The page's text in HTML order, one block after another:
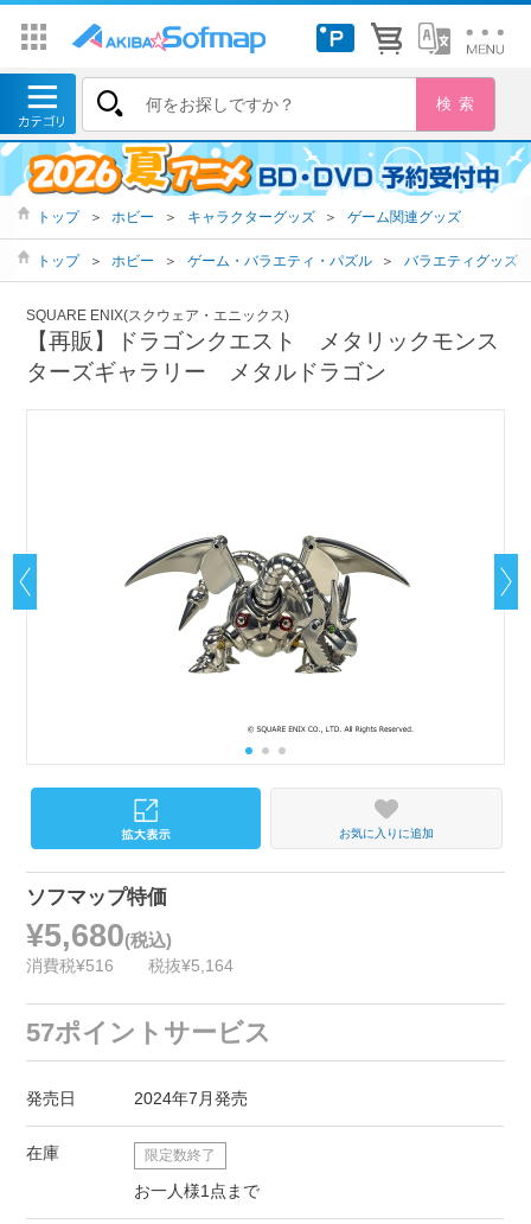
トップ ＞ ホビー ＞ キャラクターグッズ ＞ ゲーム関連グッズ
トップ ＞ ホビー ＞ ゲーム・バラエティ・パズル ＞ バラエティグッズ
SQUARE ENIX(スクウェア・エニックス)
【再販】ドラゴンクエスト メタリックモンス
ターズギャラリー メタルドラゴン
お気に入りに追加
ソフマップ特価
¥5,680(税込)
消費税¥516 税抜¥5,164
57ポイントサービス
発売日 2024年7月発売
在庫 限定数終了
お一人様1点まで